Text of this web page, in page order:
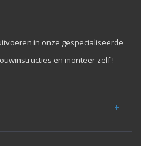
in onze gespecialiseerde
en monteer zelf !